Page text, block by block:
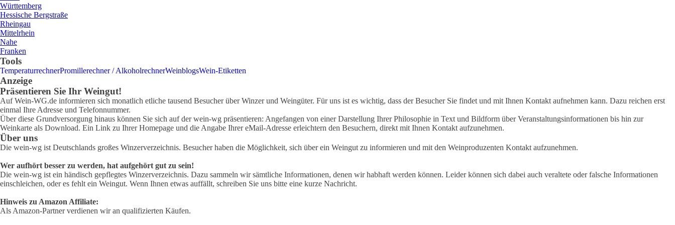
Württemberg
Hessische Bergstraße
Rheingau
Mittelrhein
Nahe
Franken
Tools
TemperaturrechnerPromillerechner / AlkoholrechnerWeinblogsWein-Etiketten
Anzeige
Präsentieren Sie Ihr Weingut!
Auf Wein-WG.de informieren sich monatlich etliche tausend Besucher über Winzer und Weingüter. Für uns ist es wichtig, dass der Besucher Sie findet und mit Ihnen Kontakt aufnehmen kann. Dazu reichen erst
einmal Ihre Adresse und Telefonnummer.
Über diese Grundversorgung hinaus können Sie sich auf der wein-wg präsentieren: Angefangen von einer Darstellung Ihrer Philosophie in Text und Bildform über Veranstaltungsinformationen bis hin zur
Weinkarte als Download. Ein Link zu Ihrer Homepage und die Angabe Ihrer eMail-Adresse erleichtern den Besuchern, direkt mit Ihnen Kontakt aufzunehmen.
Über uns
Die wein-wg ist Deutschlands großes Winzerverzeichnis. Besucher haben die Möglichkeit, sich über ein Weingut zu informieren und mit den Weinproduzenten Kontakt aufzunehmen.
Wer aufhört besser zu werden, hat aufgehört gut zu sein!
Die wein-wg ist ein händisch gepflegtes Winzerverzeichnis. Dazu sammeln wir sämtliche Informationen, denen wir habhaft werden können. Leider können sich dabei auch veraltete oder falsche Informationen
einschleichen, oder es fehlt ein Weingut. Wenn Ihnen etwas auffällt, schreiben Sie uns bitte eine kurze Nachricht.
Hinweis zu Amazon Affiliate:
Als Amazon-Partner verdienen wir an qualifizierten Käufen.